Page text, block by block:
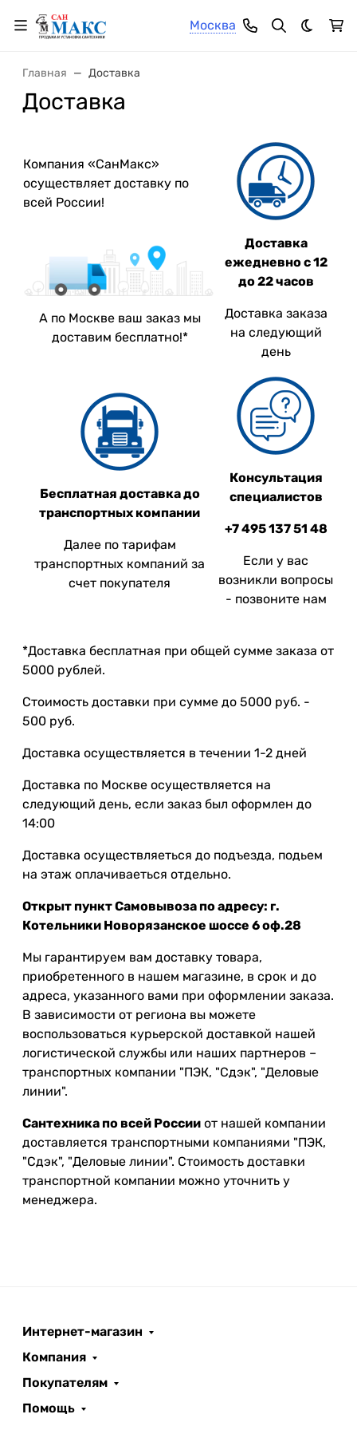
Москва
Темная
Главная Доставка
Доставка
Компания «СанМакс»
осуществляет доставку по
всей России!
А по Москве ваш заказ мы
доставим бесплатно!*
Доставка
ежедневно с 12
до 22 часов
Доставка заказа
на следующий
день
Бесплатная доставка до
транспортных компании
Далее по тарифам
транспортных компаний за
счет покупателя
Консультация
специалистов
+7 495 137 51 48
Если у вас
возникли вопросы
- позвоните нам
*Доставка бесплатная при общей сумме заказа от
5000 рублей.
Стоимость доставки при сумме до 5000 руб. -
500 руб.
Доставка осуществляется в течении 1-2 дней
Доставка по Москве осуществляется на
следующий день, если заказ был оформлен до
14:00
Доставка осуществляеться до подъезда, подьем
на этаж оплачиваеться отдельно.
Открыт пункт Самовывоза по адресу: г.
Котельники Новорязанское шоссе 6 оф.28
Мы гарантируем вам доставку товара,
приобретенного в нашем магазине, в срок и до
адреса, указанного вами при оформлении заказа.
В зависимости от региона вы можете
воспользоваться курьерской доставкой нашей
логистической службы или наших партнеров –
транспортных компании "ПЭК, "Сдэк", "Деловые
линии".
Сантехника по всей России от нашей компании
доставляется транспортными компаниями "ПЭК,
"Сдэк", "Деловые линии". Стоимость доставки
транспортной компании можно уточнить у
менеджера.
Интернет-магазин
Компания
Покупателям
Помощь